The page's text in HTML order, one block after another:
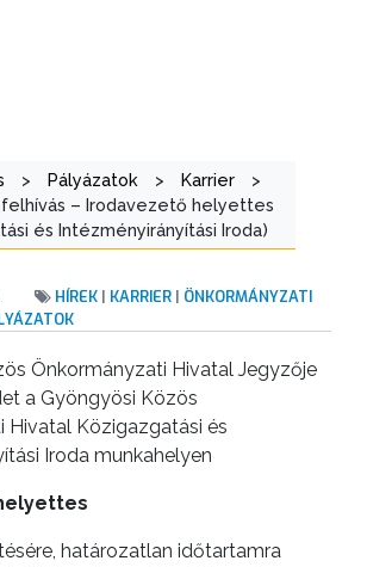
> Pályázatok > Karrier
>
felhívás – Irodavezető helyettes
és Intézményirányítási Iroda)
HÍREK | KARRIER | ÖNKORMÁNYZATI
Önkormányzati Hivatal Jegyzője
a Gyöngyösi Közös
Hivatal Közigazgatási és
Iroda munkahelyen
határozatlan időtartamra